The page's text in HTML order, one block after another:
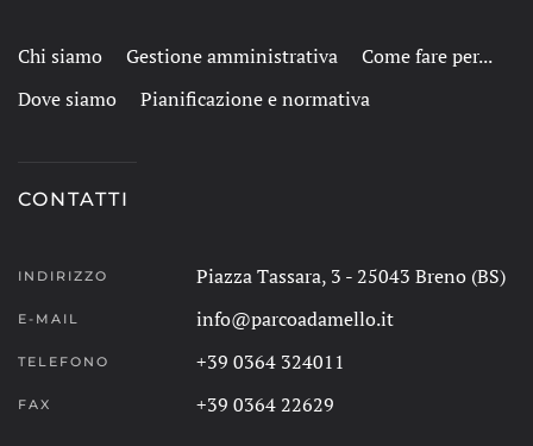
Chi siamo Gestione amministrativa
Come fare per...
Dove siamo
Pianificazione e normativa
CONTATTI
INDIRIZZO Piazza Tassara, 3 - 25043 Breno (BS)
E-MAIL info@parcoadamello.it
TELEFONO +39 0364 324011
FAX +39 0364 22629